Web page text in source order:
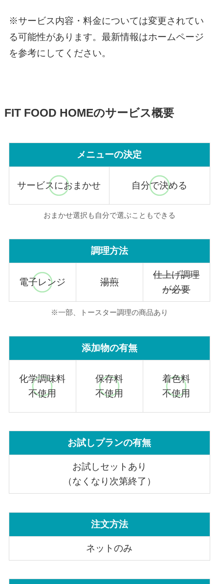
※サービス内容・料金については変更されてい
る可能性があります。最新情報はホームページ
を参考にしてください。
FIT FOOD HOMEのサービス概要
メニューの決定
サービスにおまかせ 自分で決める
おまかせ選択も自分で選ぶこともできる
調理方法
電子レンジ 湯煎
仕上げ調理
が必要
※一部、トースター調理の商品あり
添加物の有無
化学調味料
不使用
保存料
不使用
着色料
不使用
お試しプランの有無
お試しセットあり
（なくなり次第終了）
注文方法
ネットのみ